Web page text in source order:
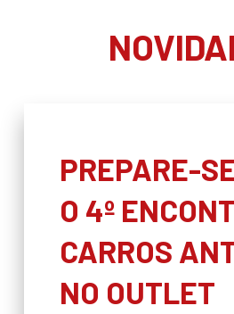
PREPARE-
O 4º
CARROS
NO OUTLET